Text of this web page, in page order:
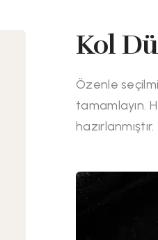
Kol
Özenle
tamamlayın.
hazırlanmıştır.